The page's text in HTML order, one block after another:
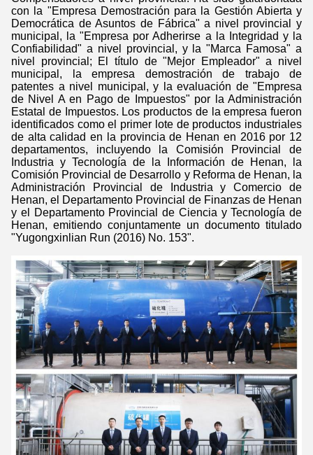
con la "Empresa Demostración para la Gestión Abierta y
Democrática de Asuntos de Fábrica" a nivel provincial y
municipal, la "Empresa por Adherirse a la Integridad y la
Confiabilidad" a nivel provincial, y la "Marca Famosa" a
nivel provincial; El título de "Mejor Empleador" a nivel
municipal, la empresa demostración de trabajo de
patentes a nivel municipal, y la evaluación de "Empresa
de Nivel A en Pago de Impuestos" por la Administración
Estatal de Impuestos. Los productos de la empresa fueron
identificados como el primer lote de productos industriales
de alta calidad en la provincia de Henan en 2016 por 12
departamentos, incluyendo la Comisión Provincial de
Industria y Tecnología de la Información de Henan, la
Comisión Provincial de Desarrollo y Reforma de Henan, la
Administración Provincial de Industria y Comercio de
Henan, el Departamento Provincial de Finanzas de Henan
y el Departamento Provincial de Ciencia y Tecnología de
Henan, emitiendo conjuntamente un documento titulado
"Yugongxinlian Run (2016) No. 153".